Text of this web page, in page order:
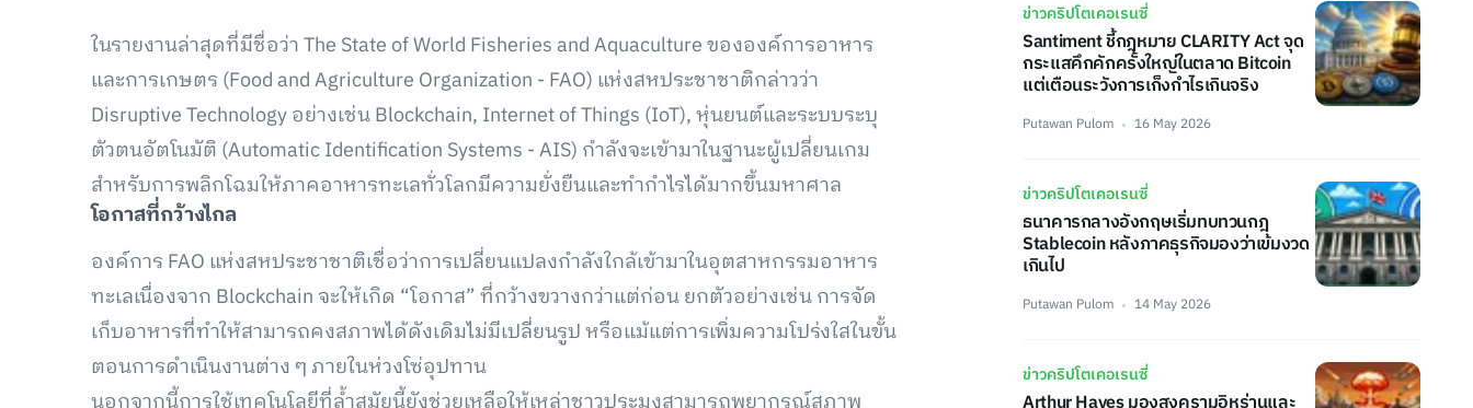
ในรายงานล่าสุดที่มีชื่อว่า The State of World Fisheries and Aquaculture ขององค์การอาหาร
และการเกษตร (Food and Agriculture Organization - FAO) แห่งสหประชาชาติกล่าวว่า
Disruptive Technology อย่างเช่น Blockchain, Internet of Things (IoT), หุ่นยนต์และระบบระบุ
ตัวตนอัตโนมัติ (Automatic Identification Systems - AIS) กำลังจะเข้ามาในฐานะผู้เปลี่ยนเกม
สำหรับการพลิกโฉมให้ภาคอาหารทะเลทั่วโลกมีความยั่งยืนและทำกำไรได้มากขึ้นมหาศาล
โอกาสที่กว้างไกล
องค์การ FAO แห่งสหประชาชาติเชื่อว่าการเปลี่ยนแปลงกำลังใกล้เข้ามาในอุตสาหกรรมอาหาร
ทะเลเนื่องจาก Blockchain จะให้เกิด “โอกาส” ที่กว้างขวางกว่าแต่ก่อน ยกตัวอย่างเช่น การจัด
เก็บอาหารที่ทำให้สามารถคงสภาพได้ดังเดิมไม่มีเปลี่ยนรูป หรือแม้แต่การเพิ่มความโปร่งใสในขั้น
ตอนการดำเนินงานต่าง ๆ ภายในห่วงโซ่อุปทาน
ข่าวคริปโตเคอเรนซี่
Santiment ชี้กฎหมาย CLARITY Act จุด
กระแสคึกคักครั้งใหญ่ในตลาด Bitcoin
แต่เตือนระวังการเก็งกำไรเกินจริง
Putawan Pulom 16 May 2026
ข่าวคริปโตเคอเรนซี่
ธนาคารกลางอังกฤษเริ่มทบทวนกฎ
Stablecoin หลังภาคธุรกิจมองว่าเข้มงวด
เกินไป
Putawan Pulom 14 May 2026
ข่าวคริปโตเคอเรนซี่